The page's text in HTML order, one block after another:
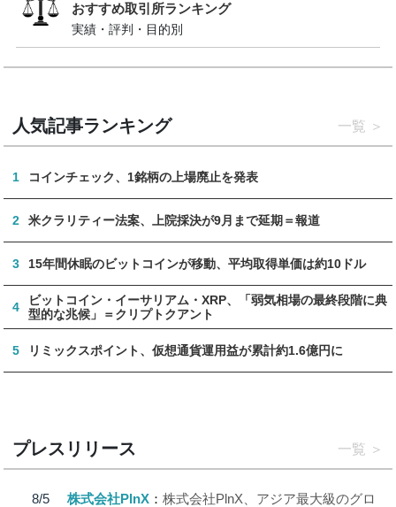
おすすめ取引所ランキング
実績・評判・目的別
人気記事ランキング 一覧
1 コインチェック、1銘柄の上場廃止を発表
2 米クラリティー法案、上院採決が9月まで延期＝報道
3 15年間休眠のビットコインが移動、平均取得単価は約10ドル
4
ビットコイン・イーサリアム・XRP、「弱気相場の最終段階に典
型的な兆候」＝クリプトクアント
5 リミックスポイント、仮想通貨運用益が累計約1.6億円に
プレスリリース 一覧
8/5
株式会社PlnX
株式会社PlnX、アジア最大級のグロ